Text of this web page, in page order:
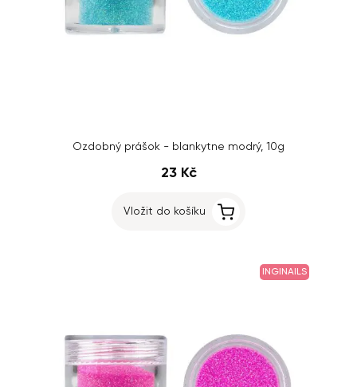
Ozdobný prášok - blankytne modrý, 10g
23 Kč
Vložit do košíku
INGINAILS